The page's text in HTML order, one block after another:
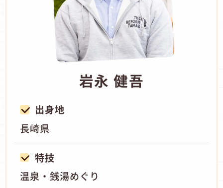
岩永 健吾
出身地
長崎県
特技
温泉・銭湯めぐり